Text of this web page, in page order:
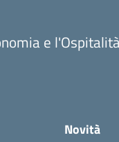
e
Novità